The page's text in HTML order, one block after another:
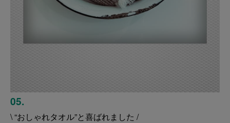
05.
\ “おしゃれタオル”と喜ばれました /